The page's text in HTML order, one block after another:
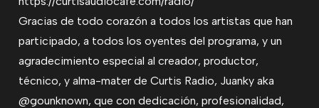
Gracias de todo corazón a todos los artistas que han
participado, a todos los oyentes del programa, y un
agradecimiento especial al creador, productor,
técnico, y alma-mater de Curtis Radio, Juanky aka
@gounknown, que con dedicación, profesionalidad,